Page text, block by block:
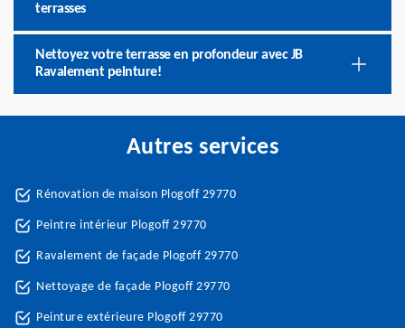
terrasses
Nettoyez votre terrasse en profondeur avec JB
Ravalement peinture!
Autres services
Rénovation de maison Plogoff 29770
Peintre intérieur Plogoff 29770
Ravalement de façade Plogoff 29770
Nettoyage de façade Plogoff 29770
Peinture extérieure Plogoff 29770